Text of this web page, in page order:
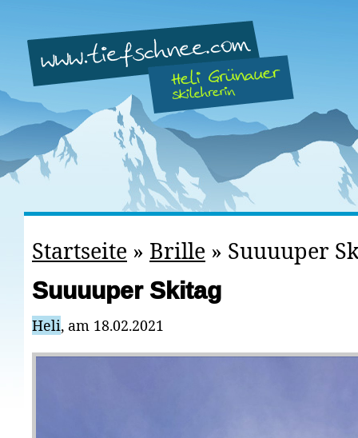
Startseite » Brille » Suuuuper
Suuuuper Skitag
Heli, am 18.02.2021